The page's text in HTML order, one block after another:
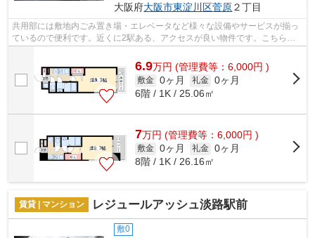
大阪府大阪市東淀川区菅原２丁目
共用部には敷地内ごみ置き場・エレベータなど様々な設備やサービスが揃っ
ているので便利です。近くに2駅ある、アクセスが良い物件です。こちらの
物件はマンションです。落ち着いた街並...
6.9万円 (管理費等：6,000円 )
敷金 0ヶ月 礼金 0ヶ月
6階 / 1K / 25.06㎡
7万円 (管理費等：6,000円 )
敷金 0ヶ月 礼金 0ヶ月
8階 / 1K / 26.16㎡
賃貸 | マンション レジュールアッシュ淡路駅前
敷0